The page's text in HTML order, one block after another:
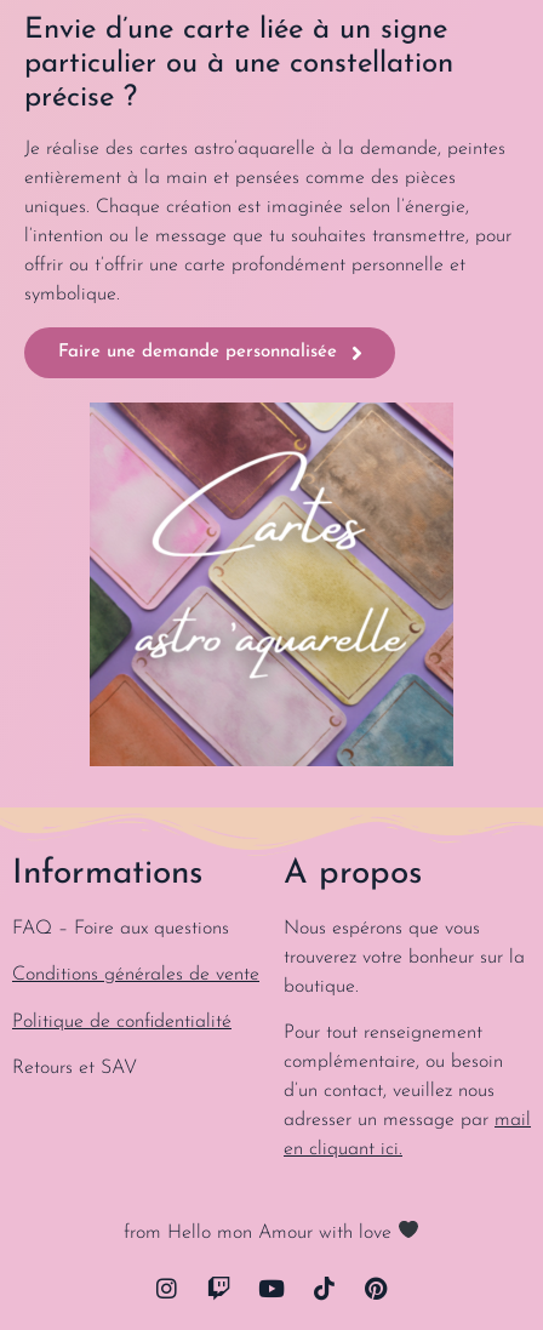
Envie d’une carte liée à un signe
particulier ou à une constellation
précise ?
Je réalise des cartes astro’aquarelle à la demande, peintes
entièrement à la main et pensées comme des pièces
uniques. Chaque création est imaginée selon l’énergie,
l’intention ou le message que tu souhaites transmettre, pour
offrir ou t’offrir une carte profondément personnelle et
symbolique.
Faire une demande personnalisée
Informations
FAQ – Foire aux questions
Conditions générales de vente
Politique de confidentialité
Retours et SAV
A propos
Nous espérons que vous
trouverez votre bonheur sur la
boutique.
Pour tout renseignement
complémentaire, ou besoin
d’un contact, veuillez nous
adresser un message par mail
en cliquant ici.
from Hello mon Amour with love